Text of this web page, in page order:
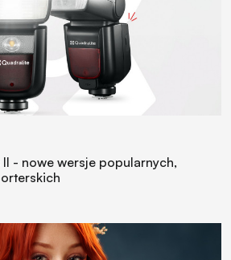
- nowe wersje popularnych,